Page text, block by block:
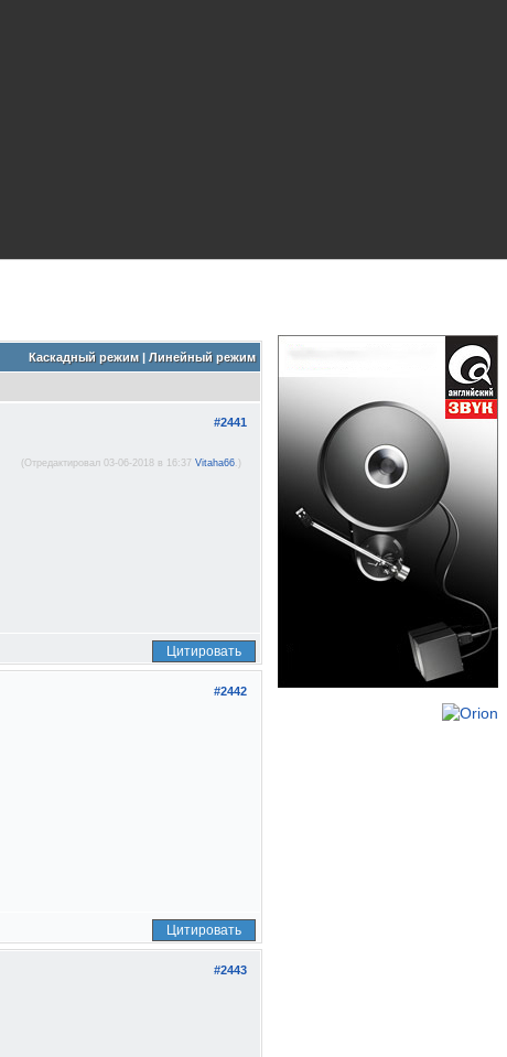
Каскадный режим| Линейный режим
#2441
(Отредактировал 03-06-2018 в 16:37 Vitaha66.)
Цитировать
#2442
Цитировать
#2443